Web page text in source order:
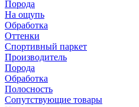
Порода
На ощупь
Обработка
Оттенки
Спортивный паркет
Производитель
Порода
Обработка
Полосность
Сопутствующие товары